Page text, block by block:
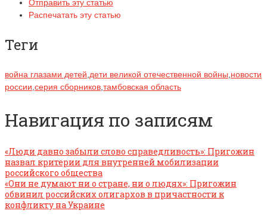
Отправить эту статью
Распечатать эту статью
Теги
война глазами детей дети великой отечественной войны новости
россии серия сборников тамбовская область
Навигация по записям
«Люди давно забыли слово справедливость»: Пригожин
назвал критерии для внутренней мобилизации
российского общества
«Они не думают ни о стране, ни о людях»: Пригожин
обвинил российских олигархов в причастности к
конфликту на Украине